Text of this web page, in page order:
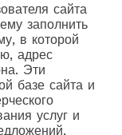
сайта
заполнить
в которой
адрес
Эти
базе сайта и
услуг и